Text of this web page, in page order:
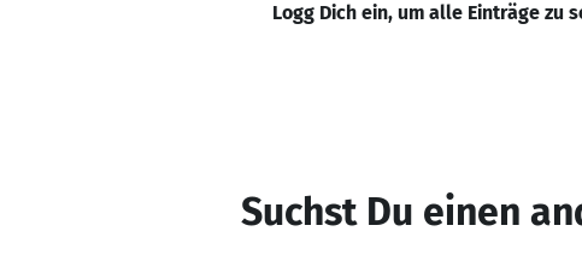
Logg Dich ein, um alle Einträge zu
Suchst Du einen